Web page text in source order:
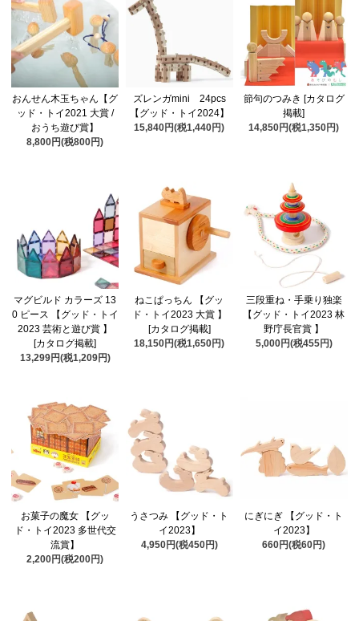
おんせん木玉ちゃん【グ
ッド・トイ2021 大賞 /
おうち遊び賞】
8,800円(税800円)
ズレンガmini 24pcs
【グッド・トイ2024】
15,840円(税1,440円)
節句のつみき [カタログ
掲載]
14,850円(税1,350円)
マグビルド カラーズ 13
0 ピース 【グッド・トイ
2023 芸術と遊び賞 】
[カタログ掲載]
13,299円(税1,209円)
ねこぱっちん 【グッ
ド・トイ2023 大賞 】
[カタログ掲載]
18,150円(税1,650円)
三段重ね・手乗り独楽
【グッド・トイ2023 林
野庁長官賞 】
5,000円(税455円)
お菓子の魔女 【グッ
ド・トイ2023 多世代交
流賞】
2,200円(税200円)
うさつみ 【グッド・ト
イ2023】
4,950円(税450円)
にぎにぎ 【グッド・ト
イ2023】
660円(税60円)